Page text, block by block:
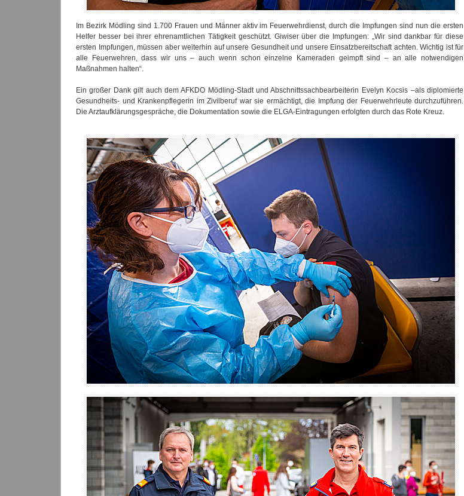
Im Bezirk Mödling sind 1.700 Frauen und Männer aktiv im Feuerwehrdienst, durch die Impfungen sind nun die ersten
Helfer besser bei ihrer ehrenamtlichen Tätigkeit geschützt. Giwiser über die Impfungen: „Wir sind dankbar für diese
ersten Impfungen, müssen aber weiterhin auf unsere Gesundheit und unsere Einsatzbereitschaft achten. Wichtig ist für
alle Feuerwehren, dass wir uns – auch wenn schon einzelne Kameraden geimpft sind – an alle notwendigen
Maßnahmen halten“.
Ein großer Dank gilt auch dem AFKDO Mödling-Stadt und Abschnittssachbearbeiterin Evelyn Kocsis –als diplomierte
Gesundheits- und Krankenpflegerin im Zivilberuf war sie ermächtigt, die Impfung der Feuerwehrleute durchzuführen.
Die Arztaufklärungsgespräche, die Dokumentation sowie die ELGA-Eintragungen erfolgten durch das Rote Kreuz.